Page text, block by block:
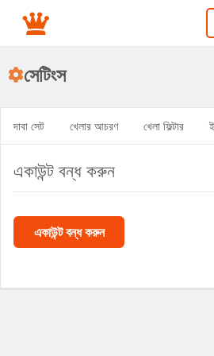
সেটিংস
দাবা সেট খেলার আচরণ খেলা ফিল্টার
একাউন্ট বন্ধ করুন
একাউন্ট বন্ধ করুন